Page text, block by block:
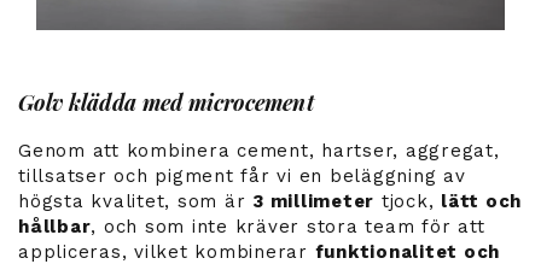
Golv klädda med microcement
Genom att kombinera cement, hartser, aggregat,
tillsatser och pigment får vi en beläggning av
högsta kvalitet, som är 3 millimeter tjock, lätt och
hållbar, och som inte kräver stora team för att
appliceras, vilket kombinerar funktionalitet och